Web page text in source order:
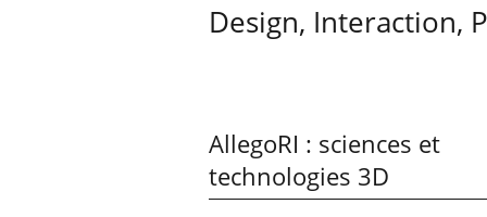
Design, Interaction,
AllegoRI : sciences et
technologies 3D